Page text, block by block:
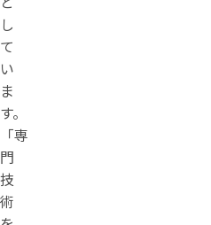
し
て
い
ま
す。
「専
門
技
術